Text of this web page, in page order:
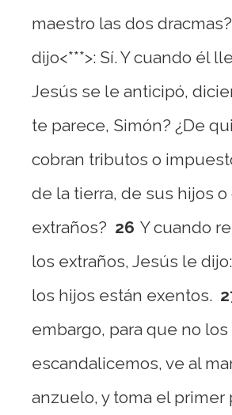
maestro las dos dracmas?
dijo<***>: Sí. Y cuando él
Jesús se le anticipó,
te parece, Simón? ¿De
cobran tributos o
de la tierra, de sus hijos o
extraños? 26 Y cuando
los extraños, Jesús le
los hijos están exentos.
embargo, para que no los
escandalicemos, ve al
anzuelo, y toma el primer